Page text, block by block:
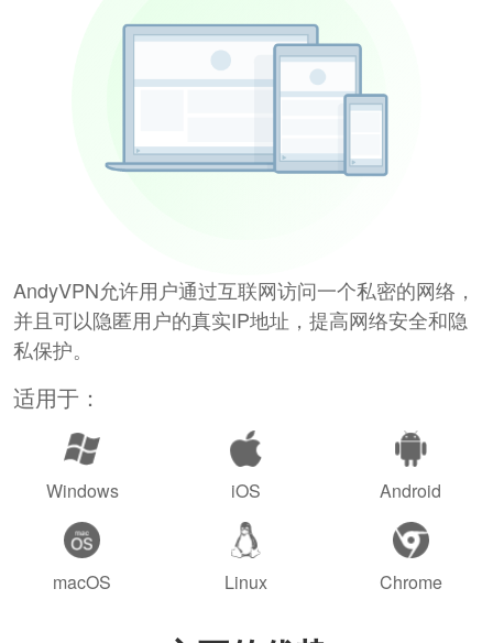
AndyVPN允许用户通过互联网访问一个私密的网络，
并且可以隐匿用户的真实IP地址，提高网络安全和隐
私保护。
适用于：
Windows iOS Android
macOS Linux Chrome